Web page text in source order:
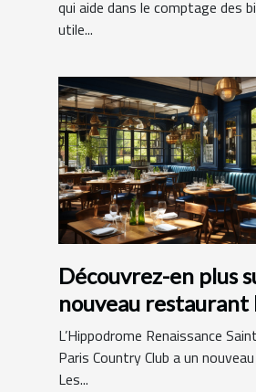
qui aide dans le comptage des
utile...
Découvrez-en plus
nouveau restaurant
Hamptons Grill
L’Hippodrome Renaissance
Paris Country Club a un
Les...